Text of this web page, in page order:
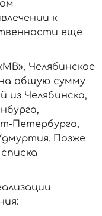
к
еще
Челябинское
общую сумму
из Челябинска,
Петербурга,
Позже